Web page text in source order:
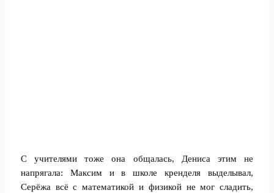
С учителями тоже она общалась, Дениса этим не
напрягала: Максим и в школе кренделя выделывал,
Серёжа всё с математикой и физикой не мог сладить,